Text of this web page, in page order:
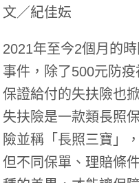
文／紀佳妘
2021年至今2個月的
事件，除了500元防
保證給付的失扶險也
失扶險是一款類長照
險並稱「長照三寶」
但不同保單、理賠條